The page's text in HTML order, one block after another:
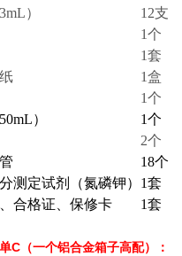
）
12支
1个
1套
1盒
1个
）
1个
2个
18个
测定试剂（氮磷钾） 1套
合格证、保修卡 1套
C（一个铝合金箱子高配）：